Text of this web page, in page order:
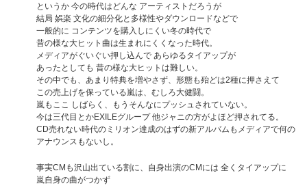
というか 今の時代はどんな アーティストだろうが
結局 娯楽 文化の細分化と多様性やダウンロードなどで
一般的に コンテンツを購入しにくい冬の時代で
昔の様な大ヒット曲は生まれにくくなった時代。
メディアがぐいぐい押し込んで あらゆるタイアップが
あったとしても 昔の様な大ヒットは難しい。
その中でも、あまり特典を増やさず、形態も殆どは2種に押さえて
この売上げを保っている嵐は、むしろ大健闘。
嵐もここ しばらく、もうそんなにプッシュされていない。
今は三代目とかEXILEグループ 他ジャニの方がよほど押されてる。
CD売れない時代のミリオン達成のはずの新アルバムもメディアで何の
アナウンスもないし。
事実CMも沢山出ている割に、自身出演のCMには 全くタイアップに
嵐自身の曲がつかず